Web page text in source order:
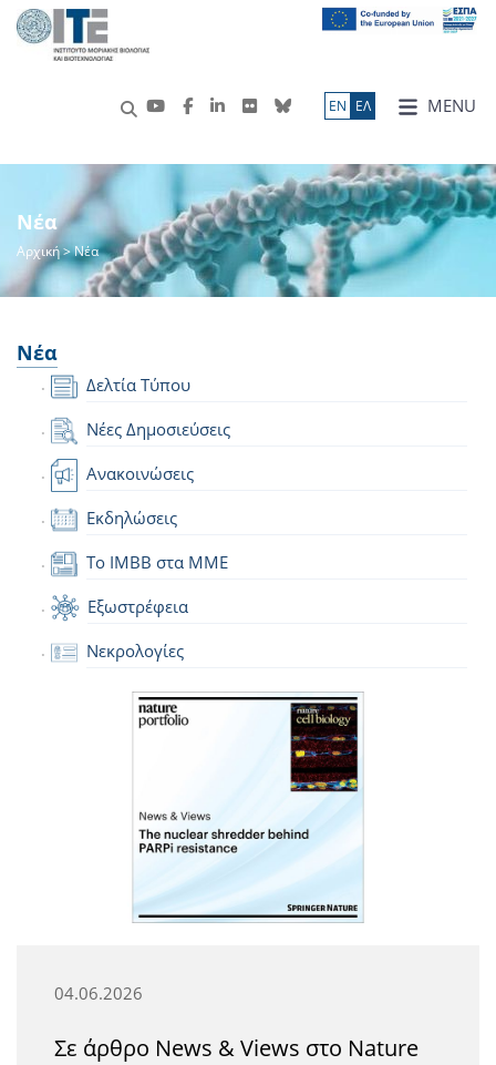
MENU
ΕN ΕΛ
Νέα
Αρχική> Νέα
Νέα
Δελτία Τύπου
Νέες Δημοσιεύσεις
Ανακοινώσεις
Εκδηλώσεις
Το IMBB στα ΜΜΕ
Εξωστρέφεια
Νεκρολογίες
04.06.2026
Σε άρθρο News & Views στο Nature